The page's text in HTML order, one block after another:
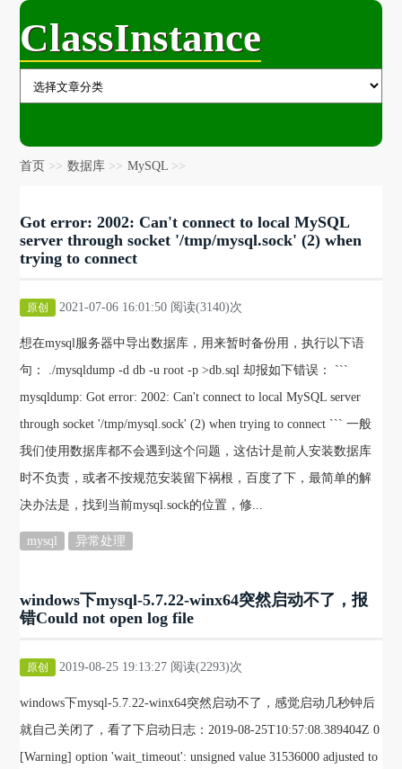
ClassInstance
首页 数据库 MySQL
Got error: 2002: Can't connect to local MySQL
server through socket '/tmp/mysql.sock' (2) when
trying to connect
原创 2021-07-06 16:01:50 阅读(3140)次
想在mysql服务器中导出数据库，用来暂时备份用，执行以下语
句： ./mysqldump -d db -u root -p >db.sql 却报如下错误： ```
mysqldump: Got error: 2002: Can't connect to local MySQL server
through socket '/tmp/mysql.sock' (2) when trying to connect ``` 一般
我们使用数据库都不会遇到这个问题，这估计是前人安装数据库
时不负责，或者不按规范安装留下祸根，百度了下，最简单的解
决办法是，找到当前mysql.sock的位置，修...
mysql 异常处理
windows下mysql-5.7.22-winx64突然启动不了，报
错Could not open log file
原创 2019-08-25 19:13:27 阅读(2293)次
windows下mysql-5.7.22-winx64突然启动不了，感觉启动几秒钟后
就自己关闭了，看了下启动日志：2019-08-25T10:57:08.389404Z 0
[Warning] option 'wait_timeout': unsigned value 31536000 adjusted to